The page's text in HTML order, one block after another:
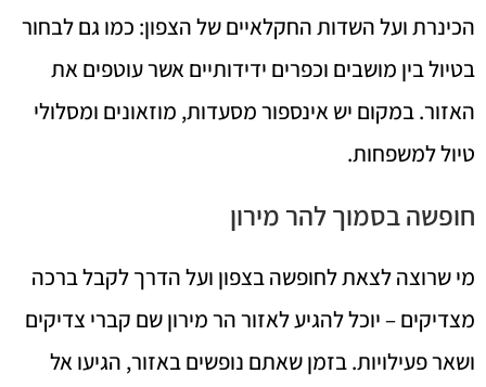
הכינרת ועל השדות החקלאיים של הצפון: כמו גם לבחור
בטיול בין מושבים וכפרים ידידותיים אשר עוטפים את
האזור. במקום יש אינספור מסעדות, מוזאונים ומסלולי
טיול למשפחות.
חופשה בסמוך להר מירון
מי שרוצה לצאת לחופשה בצפון ועל הדרך לקבל ברכה
מצדיקים – יוכל להגיע לאזור הר מירון שם קברי צדיקים
ושאר פעילויות. בזמן שאתם נופשים באזור, הגיעו אל